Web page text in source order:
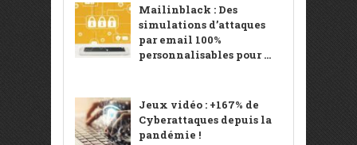
Mailinblack : Des
simulations d’attaques
par email 100%
personnalisables pour ...
Jeux vidéo : +167% de
Cyberattaques depuis la
pandémie !